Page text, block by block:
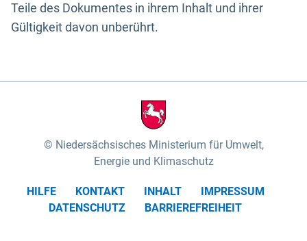
Teile des Dokumentes in ihrem Inhalt und ihrer
Gültigkeit davon unberührt.
Niedersächsisches Ministerium für Umwelt,
Energie und Klimaschutz
HILFE KONTAKT INHALT
IMPRESSUM
DATENSCHUTZ
BARRIEREFREIHEIT